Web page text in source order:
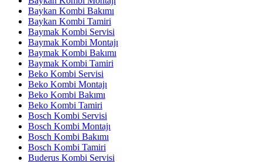
Baykan Kombi Bakımı
Baykan Kombi Tamiri
Baymak Kombi Servisi
Baymak Kombi Montajı
Baymak Kombi Bakımı
Baymak Kombi Tamiri
Beko Kombi Servisi
Beko Kombi Montajı
Beko Kombi Bakımı
Beko Kombi Tamiri
Bosch Kombi Servisi
Bosch Kombi Montajı
Bosch Kombi Bakımı
Bosch Kombi Tamiri
Buderus Kombi Servisi